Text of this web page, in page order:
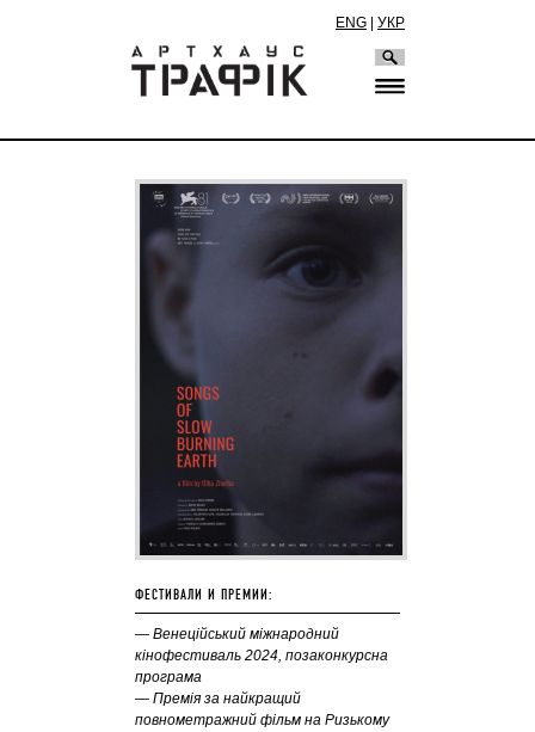
ENG УКР
ФЕСТИВАЛИ И ПРЕМИИ:
— Венеційський міжнародний
кінофестиваль 2024, позаконкурсна
програма
— Премія за найкращий
повнометражний фільм на Ризькому